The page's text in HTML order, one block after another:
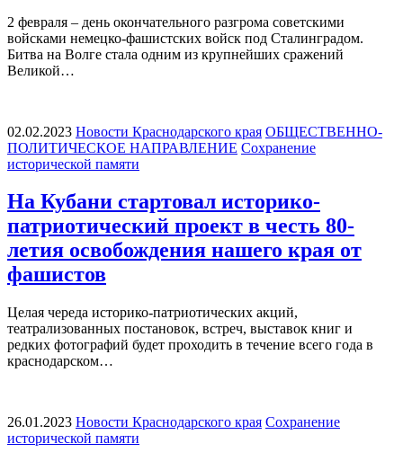
2 февраля – день окончательного разгрома советскими
войсками немецко-фашистских войск под Сталинградом.
Битва на Волге стала одним из крупнейших сражений
Великой…
02.02.2023 Новости Краснодарского края ОБЩЕСТВЕННО-
ПОЛИТИЧЕСКОЕ НАПРАВЛЕНИЕ Сохранение
исторической памяти
На Кубани стартовал историко-
патриотический проект в честь 80-
летия освобождения нашего края от
фашистов
Целая череда историко-патриотических акций,
театрализованных постановок, встреч, выставок книг и
редких фотографий будет проходить в течение всего года в
краснодарском…
26.01.2023 Новости Краснодарского края Сохранение
исторической памяти